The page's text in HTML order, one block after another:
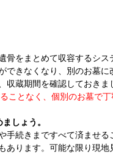
をまとめて収容するシス
きなくなり、別のお墓に
蔵期間を確認しておきま
となく、個別のお墓で丁
しょう。
続きまですべて済ませる
ります。可能な限り現地